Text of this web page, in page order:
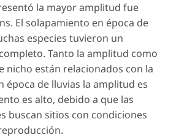
la mayor amplitud fue
. El solapamiento en época de
especies tuvieron un
Tanto la amplitud como
nicho están relacionados con la
época de lluvias la amplitud es
es alto, debido a que las
buscan sitios con condiciones